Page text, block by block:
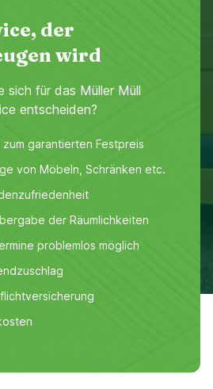
der
wird
sich für das Müller Müll
entscheiden?
zum garantierten Festpreis
von Möbeln, Schränken etc.
der Räumlichkeiten
problemlos möglich